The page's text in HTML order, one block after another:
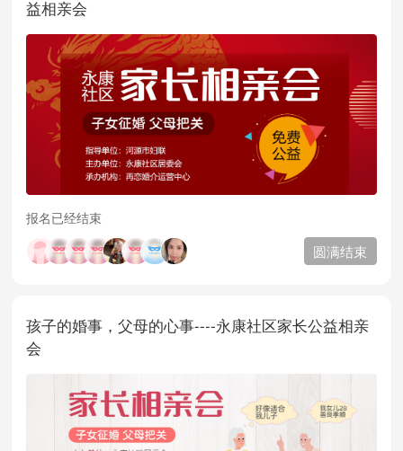
益相亲会
报名已经结束
圆满结束
孩子的婚事，父母的心事----永康社区家长公益相亲
会